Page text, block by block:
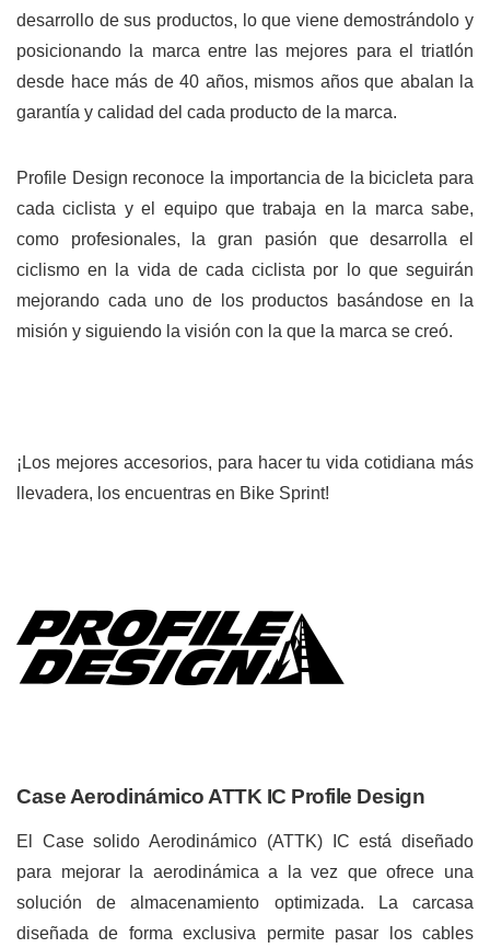
desarrollo de sus productos, lo que viene demostrándolo y
posicionando la marca entre las mejores para el triatlón
desde hace más de 40 años, mismos años que abalan la
garantía y calidad del cada producto de la marca.
Profile Design reconoce la importancia de la bicicleta para
cada ciclista y el equipo que trabaja en la marca sabe,
como profesionales, la gran pasión que desarrolla el
ciclismo en la vida de cada ciclista por lo que seguirán
mejorando cada uno de los productos basándose en la
misión y siguiendo la visión con la que la marca se creó.
¡Los mejores accesorios, para hacer tu vida cotidiana más
llevadera, los encuentras en Bike Sprint!
Case Aerodinámico ATTK IC Profile Design
El Case solido Aerodinámico (ATTK) IC está diseñado
para mejorar la aerodinámica a la vez que ofrece una
solución de almacenamiento optimizada. La carcasa
diseñada de forma exclusiva permite pasar los cables